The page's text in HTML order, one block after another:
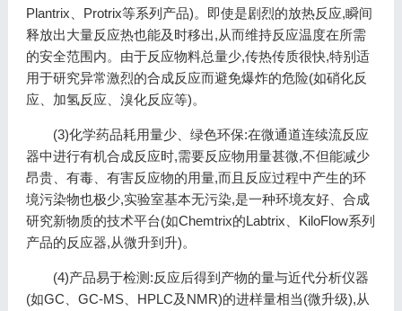
Plantrix、Protrix等系列产品)。即使是剧烈的放热反应,瞬间
释放出大量反应热也能及时移出,从而维持反应温度在所需
的安全范围内。由于反应物料总量少,传热传质很快,特别适
用于研究异常激烈的合成反应而避免爆炸的危险(如硝化反
应、加氢反应、溴化反应等)。
(3)化学药品耗用量少、绿色环保:在微通道连续流反应
器中进行有机合成反应时,需要反应物用量甚微,不但能减少
昂贵、有毒、有害反应物的用量,而且反应过程中产生的环
境污染物也极少,实验室基本无污染,是一种环境友好、合成
研究新物质的技术平台(如Chemtrix的Labtrix、KiloFlow系列
产品的反应器,从微升到升)。
(4)产品易于检测:反应后得到产物的量与近代分析仪器
(如GC、GC-MS、HPLC及NMR)的进样量相当(微升级),从